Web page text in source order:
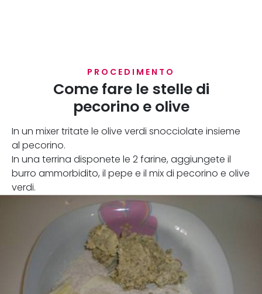
PROCEDIMENTO
Come fare le stelle di
pecorino e olive
In un mixer tritate le olive verdi snocciolate insieme
al pecorino.
In una terrina disponete le 2 farine, aggiungete il
burro ammorbidito, il pepe e il mix di pecorino e olive
verdi.